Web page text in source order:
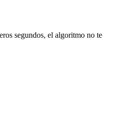
segundos, el algoritmo no te